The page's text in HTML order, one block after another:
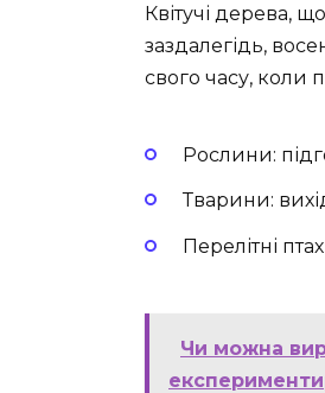
Квітучі дерева,
заздалегідь,
свого часу, коли
Рослини:
Тварини:
Перелітні
Чи можна